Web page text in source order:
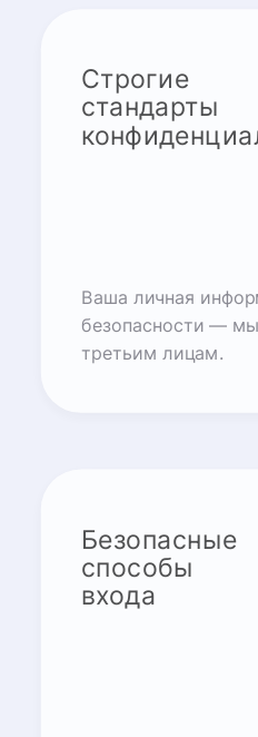
Строгие
стандарты
Ваша личная
безопасности —
третьим лицам.
Безопасные
способы
входа